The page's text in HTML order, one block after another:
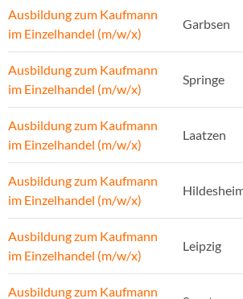
Ausbildung zum Kaufmann
im Einzelhandel (m/w/x)
Garbsen
Ausbildung zum Kaufmann
im Einzelhandel (m/w/x)
Springe
Ausbildung zum Kaufmann
im Einzelhandel (m/w/x)
Laatzen
Ausbildung zum Kaufmann
im Einzelhandel (m/w/x)
Ausbildung zum Kaufmann
im Einzelhandel (m/w/x)
Leipzig
Ausbildung zum Kaufmann